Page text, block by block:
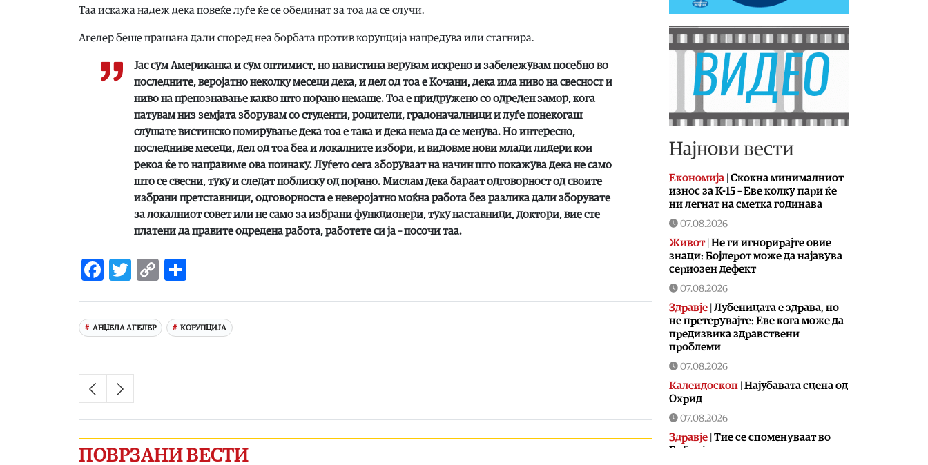
Таа искажа надеж дека повеќе луѓе ќе се обединат за тоа да се случи.
Агелер беше прашана дали според неа борбата против корупција напредува или стагнира.
Јас сум Американка и сум оптимист, но навистина верувам искрено и забележувам посебно во
последните, веројатно неколку месеци дека, и дел од тоа е Кочани, дека има ниво на свесност и
ниво на препознавање какво што порано немаше. Тоа е придружено со одреден замор, кога
патувам низ земјата зборувам со студенти, родители, градоначалници и луѓе понекогаш
слушате вистинско помирување дека тоа е така и дека нема да се менува. Но интересно,
последниве месеци, дел од тоа беа и локалните избори, и видовме нови млади лидери кои
рекоа ќе го направиме ова поинаку. Луѓето сега зборуваат на начин што покажува дека не само
што се свесни, туку и следат поблиску од порано. Мислам дека бараат одговорност од своите
избрани претставници, одговорноста е неверојатно моќна работа без разлика дали зборувате
за локалниот совет или не само за избрани функционери, туку наставници, доктори, вие сте
платени да правите одредена работа, работете си ја – посочи таа.
Facebook
Twitter
Copy
АНЏЕЛА АГЕЛЕР КОРУПЦИЈА
ПОВРЗАНИ ВЕСТИ
Најнови вести
Економија | Скокна минималниот
износ за К-15 – Еве колку пари ќе
ни легнат на сметка годинава
07.08.2026
Живот| Не ги игнорирајте овие
знаци: Бојлерот може да најавува
сериозен дефект
07.08.2026
Здравје | Лубеницата е здрава, но
не претерувајте: Еве кога може да
предизвика здравствени
проблеми
07.08.2026
Калеидоскоп | Најубавата сцена од
Охрид
07.08.2026
Здравје | Тие се споменуваат во
Библијата, во старогрчката